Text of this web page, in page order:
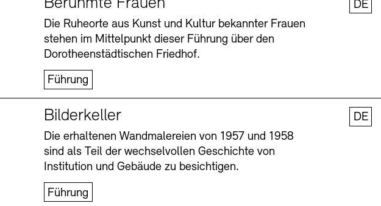
Öffnungszeiten Barrierefreiheit Newsletter
Öffnungszeiten Barrierefreiheit Newsletter
Die Ruheorte aus Kunst und Kultur bekannter Frauen
stehen im Mittelpunkt dieser Führung über den
Dorotheenstädtischen Friedhof.
Führung
DE
Bilderkeller
Die erhaltenen Wandmalereien von 1957 und 1958
sind als Teil der wechselvollen Geschichte von
Institution und Gebäude zu besichtigen.
Führung
DE